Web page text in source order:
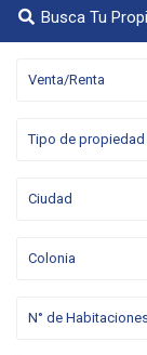
Busca Tu
Venta/Renta
Tipo de propiedad
Ciudad
Colonia
N° de